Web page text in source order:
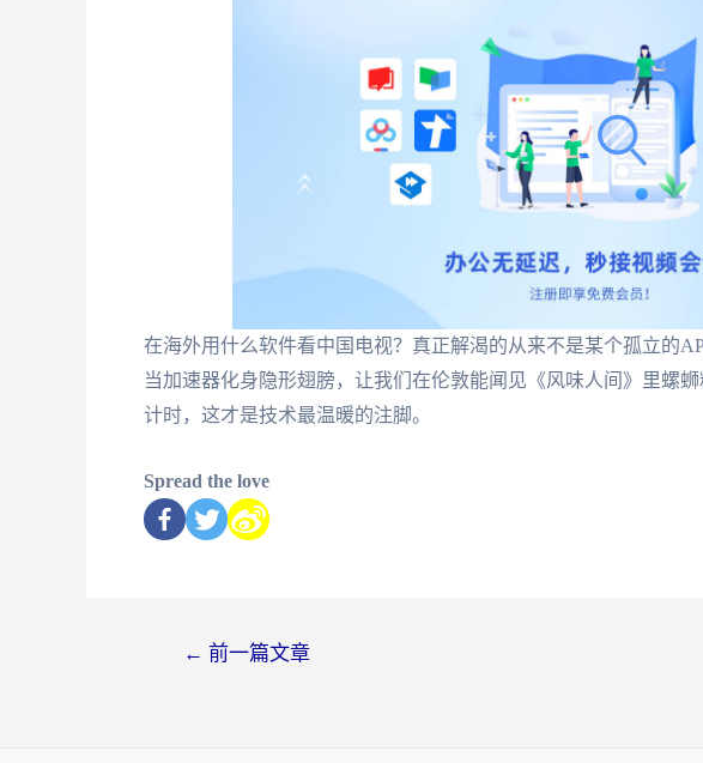
在海外用什么软件看中国电视？真正解渴的从来不是某个孤立的
当加速器化身隐形翅膀，让我们在伦敦能闻见《风味人间》里螺
计时，这才是技术最温暖的注脚。
Spread the love
← 前一篇文章